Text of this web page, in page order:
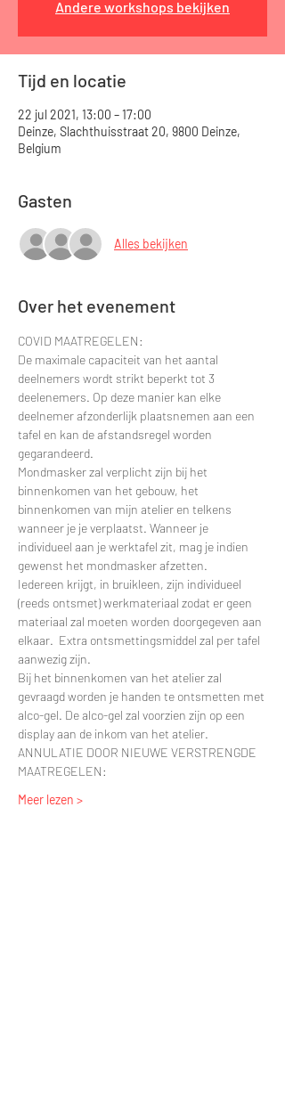
Andere workshops bekijken
Tijd en locatie
22 jul 2021, 13:00 – 17:00
Deinze, Slachthuisstraat 20, 9800 Deinze,
Belgium
Gasten
Alles bekijken
Over het evenement
COVID MAATREGELEN:
De maximale capaciteit van het aantal
deelnemers wordt strikt beperkt tot 3
deelenemers. Op deze manier kan elke
deelnemer afzonderlijk plaatsnemen aan een
tafel en kan de afstandsregel worden
gegarandeerd.
Mondmasker zal verplicht zijn bij het
binnenkomen van het gebouw, het
binnenkomen van mijn atelier en telkens
wanneer je je verplaatst. Wanneer je
individueel aan je werktafel zit, mag je indien
gewenst het mondmasker afzetten.
Iedereen krijgt, in bruikleen, zijn individueel
(reeds ontsmet) werkmateriaal zodat er geen
materiaal zal moeten worden doorgegeven aan
elkaar.  Extra ontsmettingsmiddel zal per tafel
aanwezig zijn.
Bij het binnenkomen van het atelier zal
gevraagd worden je handen te ontsmetten met
alco-gel. De alco-gel zal voorzien zijn op een
display aan de inkom van het atelier.
ANNULATIE DOOR NIEUWE VERSTRENGDE
MAATREGELEN:
Meer lezen >